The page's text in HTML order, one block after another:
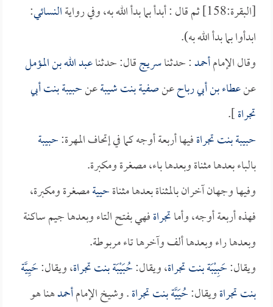
[البقرة:158] ثم قال : أبدأ بما بدأ الله به، وفي رواية
النسائي:
ابدأوا بما بدأ الله به).
وقال الإمامأحمد: حدثناسريجقال: حدثناعبد الله بن المؤمل
عنعطاء بن أبي رباحعنصفية بنت شيبةعنحبيبة بنت أبي
تجراة].
حبيبة بنت تجراةفيها أربعة أوجه كما في إتحاف المهرة:حبيبة
بالباء بعدها مثناة وبعدها باء، مصغرة ومكبرة.
وفيها وجهان آخران بالمثناة بعدها مثناةحييةمصغرة ومكبرة،
فهذه أربعة أوجه، وأماتجراةفهي بفتح التاء وبعدها جيم ساكنة
وبعدها راء وبعدها ألف وآخرها تاء مربوطة.
ويقال:حَبِيْبَة بنت تجراة، ويقال:حُبَيْبَة بنت تجراة، ويقال:حَيِيَّة
بنت تجراةويقال:حُيَيَّة بنت تجراة. وشيخ الإمامأحمدهنا هو